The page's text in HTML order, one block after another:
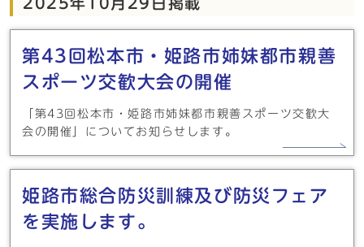
第43回松本市・姫路市姉妹都市親善
スポーツ交歓大会の開催
「第43回松本市・姫路市姉妹都市親善スポーツ交歓大
会の開催」についてお知らせします。
姫路市総合防災訓練及び防災フェア
を実施します。